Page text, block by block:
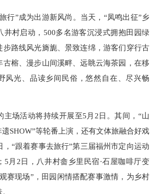
”成为出游新风尚。当天，“凤鸣出征”乡
井村启动，500多名游客沉浸式拥抱田园绿
步路线风光旖旎、景致连绵，游客们穿行古
古榕、漫步山间溪畔、远眺云海茶园，在移
风光、品读乡间民俗，悠然自在、尽兴畅
场活动将持续开展至5月2日。其间，“山
遗SHOW”等轮番上演，还有文体旅融合好戏
，“跟着赛事去旅行”第三届福州市定向运动
5月2日，八井村畲乡里民宿·石屋咖啡厅变
赛现场”，田园闲情搭配赛事激情，为乡村